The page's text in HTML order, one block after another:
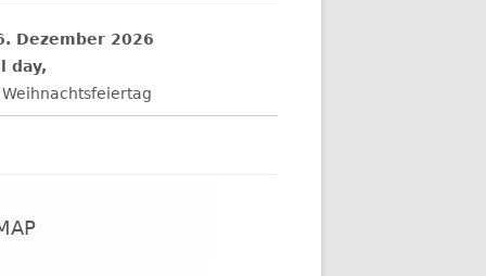
Dezember 2026
day,
Weihnachtsfeiertag